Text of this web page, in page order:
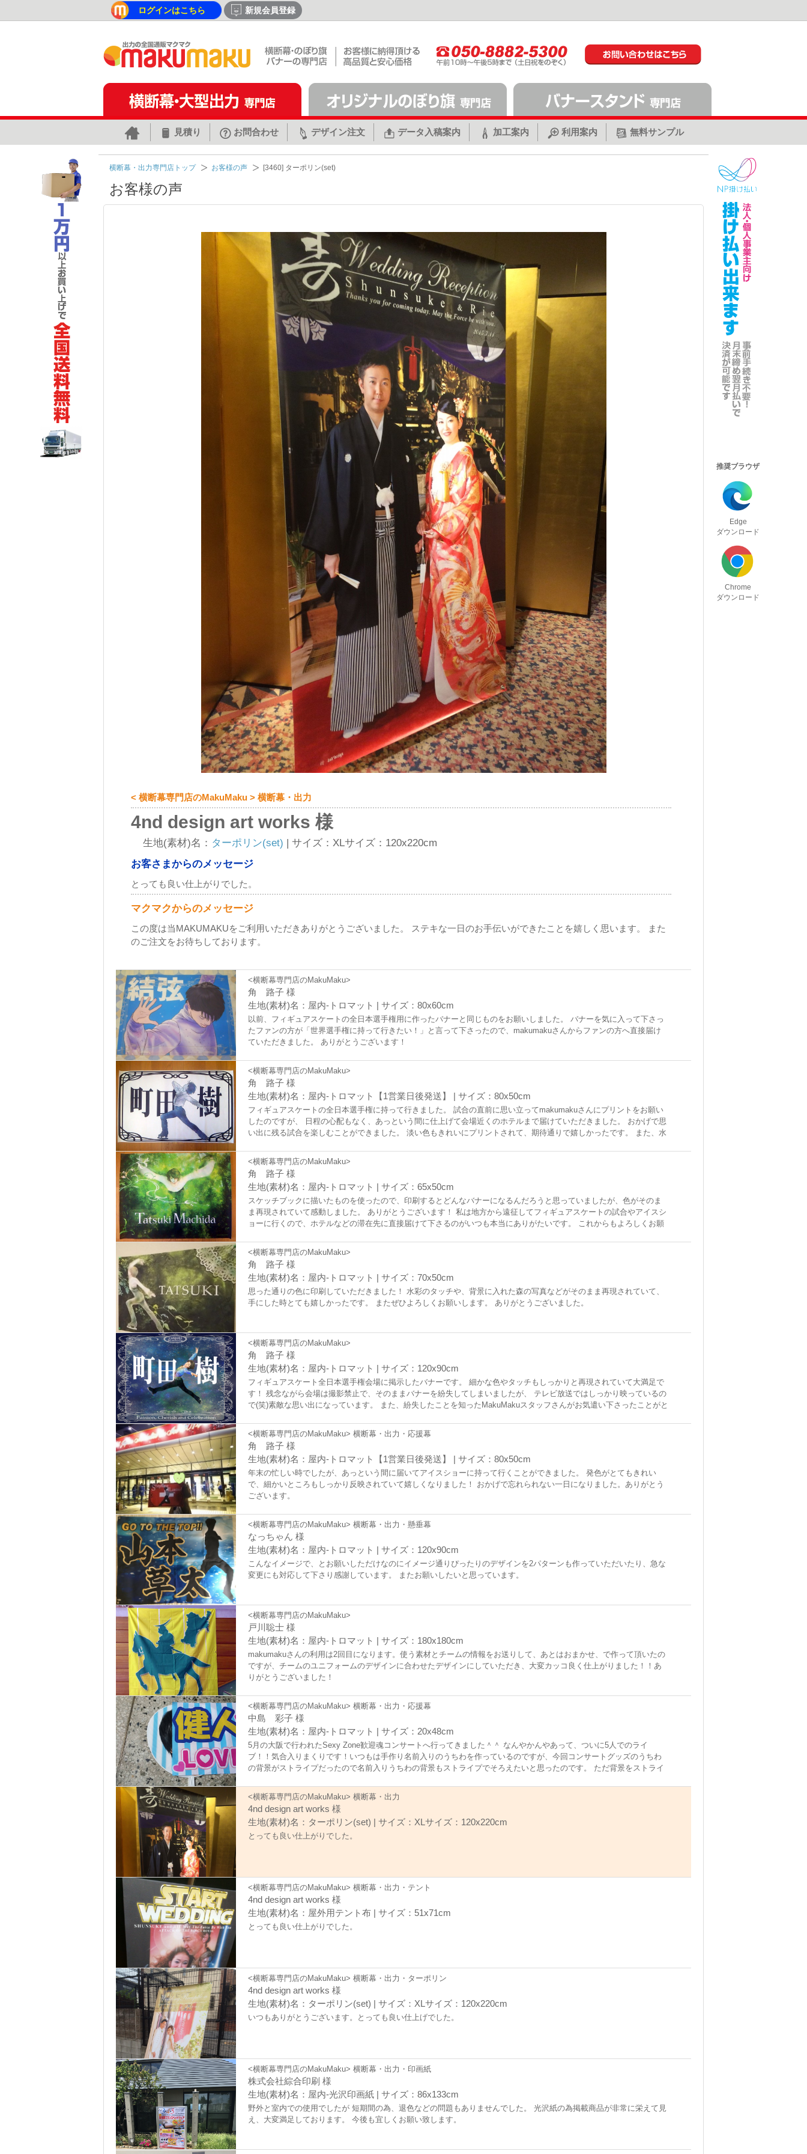
ログインはこちら 新規会員登録
見積り お問合わせ デザイン注文 データ入稿案内 加工案内 利用案内 無料サンプル
推奨ブラウザ
Edge
ダウンロード
Chrome
ダウンロード
横断幕・出力専門店トップ お客様の声 [3460] ターポリン(set)
お客様の声
< 横断幕専門店のMakuMaku > 横断幕・出力
4nd design art works 様
生地(素材)名： ターポリン(set) | サイズ：XLサイズ：120x220cm
お客さまからのメッセージ
とっても良い仕上がりでした。
マクマクからのメッセージ
この度は当MAKUMAKUをご利用いただきありがとうございました。 ステキな一日のお手伝いができたことを嬉しく思います。 また
のご注文をお待ちしております。
<横断幕専門店のMakuMaku>
角 路子 様
生地(素材)名：屋内-トロマット | サイズ：80x60cm
以前、フィギュアスケートの全日本選手権用に作ったバナーと同じものをお願いしました。 バナーを気に入って下さっ
たファンの方が「世界選手権に持って行きたい！」と言って下さったので、makumakuさんからファンの方へ直接届け
ていただきました。 ありがとうございます！
<横断幕専門店のMakuMaku>
角 路子 様
生地(素材)名：屋内-トロマット【1営業日後発送】 | サイズ：80x50cm
フィギュアスケートの全日本選手権に持って行きました。 試合の直前に思い立ってmakumakuさんにプリントをお願い
したのですが、 日程の心配もなく、あっという間に仕上げて会場近くのホテルまで届けていただきました。 おかげで思
い出に残る試合を楽しむことができました。 淡い色もきれいにプリントされて、期待通りで嬉しかったです。 また、水
す。 またよろしくお願いします。
<横断幕専門店のMakuMaku>
角 路子 様
生地(素材)名：屋内-トロマット | サイズ：65x50cm
スケッチブックに描いたものを使ったので、印刷するとどんなバナーになるんだろうと思っていましたが、色がそのま
ま再現されていて感動しました。 ありがとうございます！ 私は地方から遠征してフィギュアスケートの試合やアイスシ
ョーに行くので、ホテルなどの滞在先に直接届けて下さるのがいつも本当にありがたいです。 これからもよろしくお願
<横断幕専門店のMakuMaku>
角 路子 様
生地(素材)名：屋内-トロマット | サイズ：70x50cm
思った通りの色に印刷していただきました！ 水彩のタッチや、背景に入れた森の写真などがそのまま再現されていて、
手にした時とても嬉しかったです。 またぜひよろしくお願いします。 ありがとうございました。
<横断幕専門店のMakuMaku>
角 路子 様
生地(素材)名：屋内-トロマット | サイズ：120x90cm
フィギュアスケート全日本選手権会場に掲示したバナーです。 細かな色やタッチもしっかりと再現されていて大満足で
す！ 残念ながら会場は撮影禁止で、そのままバナーを紛失してしまいましたが、 テレビ放送ではしっかり映っているの
で(笑)素敵な思い出になっています。 また、紛失したことを知ったMakuMakuスタッフさんがお気遣い下さったことがと
<横断幕専門店のMakuMaku> 横断幕・出力・応援幕
角 路子 様
生地(素材)名：屋内-トロマット【1営業日後発送】 | サイズ：80x50cm
年末の忙しい時でしたが、あっという間に届いてアイスショーに持って行くことができました。 発色がとてもきれい
で、細かいところもしっかり反映されていて嬉しくなりました！ おかげで忘れられない一日になりました。ありがとう
ございます。
<横断幕専門店のMakuMaku> 横断幕・出力・懸垂幕
なっちゃん 様
生地(素材)名：屋内-トロマット | サイズ：120x90cm
こんなイメージで、とお願いしただけなのにイメージ通りぴったりのデザインを2パターンも作っていただいたり、急な
変更にも対応して下さり感謝しています。 またお願いしたいと思っています。
<横断幕専門店のMakuMaku>
戸川聡士 様
生地(素材)名：屋内-トロマット | サイズ：180x180cm
makumakuさんの利用は2回目になります。使う素材とチームの情報をお送りして、あとはおまかせ、で作って頂いたの
ですが、チームのユニフォームのデザインに合わせたデザインにしていただき、大変カッコ良く仕上がりました！！あ
りがとうございました！
<横断幕専門店のMakuMaku> 横断幕・出力・応援幕
中島 彩子 様
生地(素材)名：屋内-トロマット | サイズ：20x48cm
5月の大阪で行われたSexy Zone歓迎魂コンサートへ行ってきました＾＾ なんやかんやあって、ついに5人でのライ
ブ！！気合入りまくりです！いつもは手作り名前入りのうちわを作っているのですが、今回コンサートグッズのうちわ
の背景がストライプだったので名前入りうちわの背景もストライプでそろえたいと思ったのです。 ただ背景をストライ
た。持ち込めるサイズも決まっているので、そのサイズに合わせて作ってもらえるのがよかったです！デザインもうち
わの画像を送ってストライプを背景に文字とハートマークを入れてほしいと頼んで何回かやり取りしました！2000円か
かりますが、クオリティには大満足、思ってた通りにデザインしてくれました。 コンサート中はうちわは片手でもてる
ので便利ですが、これは両手でもっていたので少し不便でした。次回の夏のセクゾのソロコンはもう少しだけ小さめで
作製して、無地のうちわに貼り付けて応援に行きたいと思います。ただ、素材の関係かもしれませんが蛍光色でもない
キャンペーンなどしてくれるとありがたいです。
<横断幕専門店のMakuMaku> 横断幕・出力
4nd design art works 様
生地(素材)名：ターポリン(set) | サイズ：XLサイズ：120x220cm
とっても良い仕上がりでした。
<横断幕専門店のMakuMaku> 横断幕・出力・テント
4nd design art works 様
生地(素材)名：屋外用テント布 | サイズ：51x71cm
とっても良い仕上がりでした。
<横断幕専門店のMakuMaku> 横断幕・出力・ターポリン
4nd design art works 様
生地(素材)名：ターポリン(set) | サイズ：XLサイズ：120x220cm
いつもありがとうございます。とっても良い仕上げでした。
<横断幕専門店のMakuMaku> 横断幕・出力・印画紙
株式会社綜合印刷 様
生地(素材)名：屋内-光沢印画紙 | サイズ：86x133cm
野外と室内での使用でしたが 短期間の為、退色などの問題もありませんでした。 光沢紙の為掲載商品が非常に栄えて見
え、大変満足しております。 今後も宜しくお願い致します。